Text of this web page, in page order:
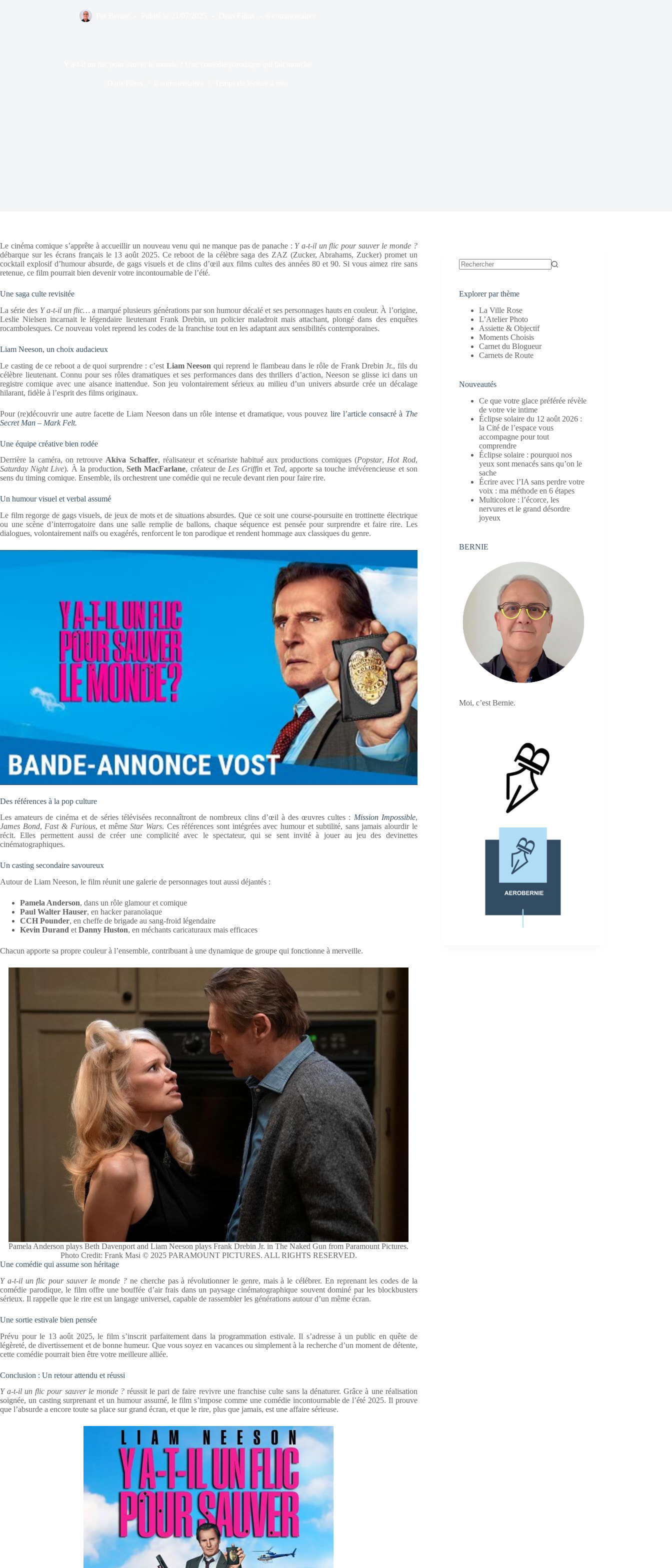
Le cinéma comique s’apprête à accueillir un nouveau venu qui ne manque pas de panache : Y a-t-il un flic pour sauver le monde ?
débarque sur les écrans français le 13 août 2025. Ce reboot de la célèbre saga des ZAZ (Zucker, Abrahams, Zucker) promet un
cocktail explosif d’humour absurde, de gags visuels et de clins d’œil aux films cultes des années 80 et 90. Si vous aimez rire sans
retenue, ce film pourrait bien devenir votre incontournable de l’été.
Une saga culte revisitée
La série des Y a-t-il un flic… a marqué plusieurs générations par son humour décalé et ses personnages hauts en couleur. À l’origine,
Leslie Nielsen incarnait le légendaire lieutenant Frank Drebin, un policier maladroit mais attachant, plongé dans des enquêtes
rocambolesques. Ce nouveau volet reprend les codes de la franchise tout en les adaptant aux sensibilités contemporaines.
Liam Neeson, un choix audacieux
Le casting de ce reboot a de quoi surprendre : c’est Liam Neeson qui reprend le flambeau dans le rôle de Frank Drebin Jr., fils du
célèbre lieutenant. Connu pour ses rôles dramatiques et ses performances dans des thrillers d’action, Neeson se glisse ici dans un
registre comique avec une aisance inattendue. Son jeu volontairement sérieux au milieu d’un univers absurde crée un décalage
hilarant, fidèle à l’esprit des films originaux.
Pour (re)découvrir une autre facette de Liam Neeson dans un rôle intense et dramatique, vous pouvez lire l’article consacré à The
Secret Man – Mark Felt.
Une équipe créative bien rodée
Derrière la caméra, on retrouve Akiva Schaffer, réalisateur et scénariste habitué aux productions comiques (Popstar, Hot Rod,
Saturday Night Live). À la production, Seth MacFarlane, créateur de Les Griffin et Ted, apporte sa touche irrévérencieuse et son
sens du timing comique. Ensemble, ils orchestrent une comédie qui ne recule devant rien pour faire rire.
Un humour visuel et verbal assumé
Le film regorge de gags visuels, de jeux de mots et de situations absurdes. Que ce soit une course-poursuite en trottinette électrique
ou une scène d’interrogatoire dans une salle remplie de ballons, chaque séquence est pensée pour surprendre et faire rire. Les
dialogues, volontairement naïfs ou exagérés, renforcent le ton parodique et rendent hommage aux classiques du genre.
Des références à la pop culture
Les amateurs de cinéma et de séries télévisées reconnaîtront de nombreux clins d’œil à des œuvres cultes : Mission Impossible,
James Bond, Fast & Furious, et mêmeStar Wars. Ces références sont intégrées avec humour et subtilité, sans jamais alourdir le
récit. Elles permettent aussi de créer une complicité avec le spectateur, qui se sent invité à jouer au jeu des devinettes
cinématographiques.
Un casting secondaire savoureux
Autour de Liam Neeson, le film réunit une galerie de personnages tout aussi déjantés :
Pamela Anderson, dans un rôle glamour et comique
Paul Walter Hauser, en hacker paranoïaque
CCH Pounder, en cheffe de brigade au sang-froid légendaire
Kevin Durand et Danny Huston, en méchants caricaturaux mais efficaces
Chacun apporte sa propre couleur à l’ensemble, contribuant à une dynamique de groupe qui fonctionne à merveille.
Pamela Anderson plays Beth Davenport and Liam Neeson plays Frank Drebin Jr. in The Naked Gun from Paramount Pictures.
Photo Credit: Frank Masi © 2025 PARAMOUNT PICTURES. ALL RIGHTS RESERVED.
Une comédie qui assume son héritage
Y a-t-il un flic pour sauver le monde ? ne cherche pas à révolutionner le genre, mais à le célébrer. En reprenant les codes de la
comédie parodique, le film offre une bouffée d’air frais dans un paysage cinématographique souvent dominé par les blockbusters
sérieux. Il rappelle que le rire est un langage universel, capable de rassembler les générations autour d’un même écran.
Une sortie estivale bien pensée
Prévu pour le 13 août 2025, le film s’inscrit parfaitement dans la programmation estivale. Il s’adresse à un public en quête de
légèreté, de divertissement et de bonne humeur. Que vous soyez en vacances ou simplement à la recherche d’un moment de détente,
cette comédie pourrait bien être votre meilleure alliée.
Conclusion : Un retour attendu et réussi
Y a-t-il un flic pour sauver le monde ?réussit le pari de faire revivre une franchise culte sans la dénaturer. Grâce à une réalisation
soignée, un casting surprenant et un humour assumé, le film s’impose comme une comédie incontournable de l’été 2025. Il prouve
que l’absurde a encore toute sa place sur grand écran, et que le rire, plus que jamais, est une affaire sérieuse.
Explorer par thème
La Ville Rose
L’Atelier Photo
Assiette & Objectif
Moments Choisis
Carnet du Blogueur
Carnets de Route
Nouveautés
Ce que votre glace préférée révèle
de votre vie intime
Éclipse solaire du 12 août 2026 :
la Cité de l’espace vous
accompagne pour tout
comprendre
Éclipse solaire : pourquoi nos
yeux sont menacés sans qu’on le
sache
Écrire avec l’IA sans perdre votre
voix : ma méthode en 6 étapes
Multicolore : l’écorce, les
nervures et le grand désordre
joyeux
BERNIE
Moi, c’est Bernie.